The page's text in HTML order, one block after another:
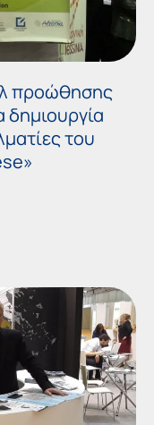
προώθησης
δημιουργία
του